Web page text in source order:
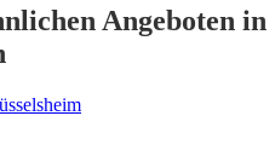
Angeboten in